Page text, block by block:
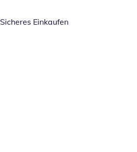
Sicheres Einkaufen